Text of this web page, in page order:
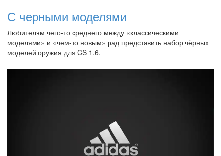
С черными моделями
Любителям чего-то среднего между «классическими
моделями» и «чем-то новым» рад представить набор чёрных
моделей оружия для CS 1.6.